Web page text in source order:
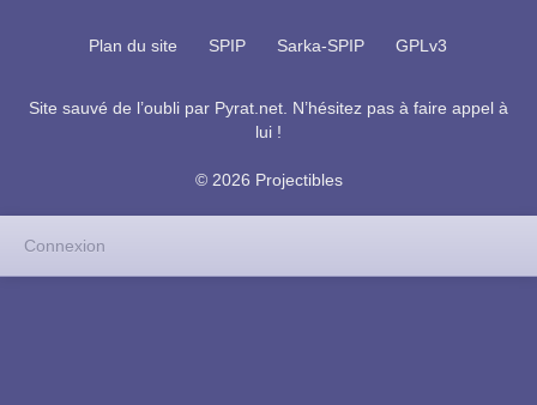
Plan du site SPIP Sarka-SPIP GPLv3
Site sauvé de l’oubli par Pyrat.net . N’hésitez pas à faire appel à
lui !
© 2026 Projectibles
Connexion